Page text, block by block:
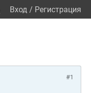
Вход / Регистрация
#1